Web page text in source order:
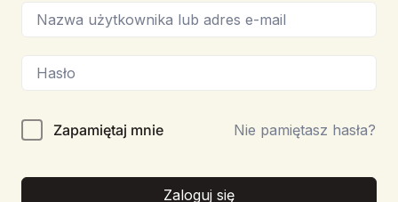
Zapamiętaj mnie Nie pamiętasz hasła?
Zaloguj się